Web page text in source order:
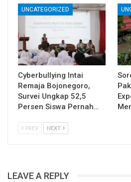
UNCATEGORIZED
Cyberbullying Intai
Remaja Bojonegoro,
Survei Ungkap 52,5
Persen Siswa Pernah…
PREV NEXT
LEAVE A REPLY